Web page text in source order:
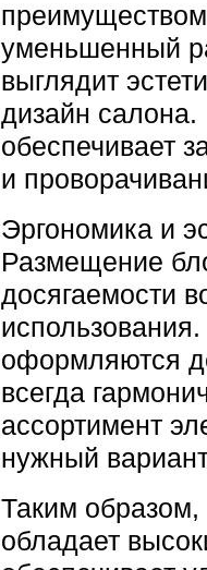
преимуществом
уменьшенный
выглядит
дизайн салона.
обеспечивает
и
Эргономика и
Размещение
досягаемости
оформляются
всегда
ассортимент
нужный
Таким образом,
обладает